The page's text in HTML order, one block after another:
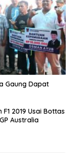
Gaung Dapat
F1 2019 Usai Bottas
Australia